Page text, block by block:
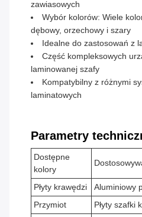
zawiasowych
Wybór kolorów: Wiele
dębowy, orzechowy i szary
Idealne do zastosowań z
Część kompleksowych
laminowanej szafy
Kompatybilny z różnymi
laminatowych
Parametry
Dostępne
kolory
Płyty krawędzi
Aluminiowy
Przymiot
Płyty szafki